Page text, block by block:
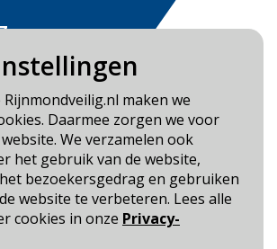
maken we
Daarmee zorgen we voor
We verzamelen ook
het gebruik van de website,
bezoekersgedrag en gebruiken
website te verbeteren. Lees alle
cookies in onze Privacy-